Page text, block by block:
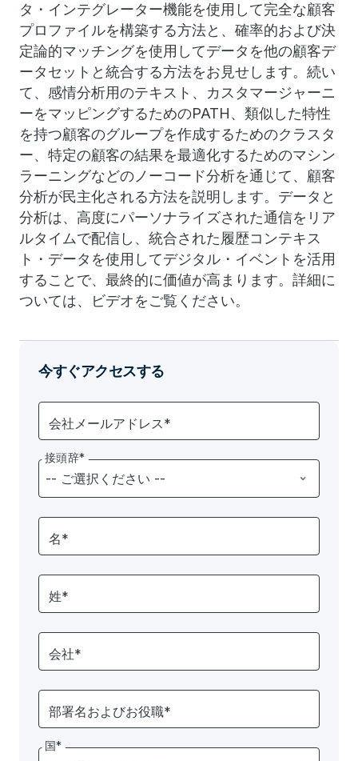
タ・インテグレーター機能を使用して完全な顧客
プロファイルを構築する方法と、確率的および決
定論的マッチングを使用してデータを他の顧客デ
ータセットと統合する方法をお見せします。続い
て、感情分析用のテキスト、カスタマージャーニ
ーをマッピングするためのPATH、類似した特性
を持つ顧客のグループを作成するためのクラスタ
ー、特定の顧客の結果を最適化するためのマシン
ラーニングなどのノーコード分析を通じて、顧客
分析が民主化される方法を説明します。データと
分析は、高度にパーソナライズされた通信をリア
ルタイムで配信し、統合された履歴コンテキス
ト・データを使用してデジタル・イベントを活用
することで、最終的に価値が高まります。詳細に
ついては、ビデオをご覧ください。
今すぐアクセスする
会社メールアドレス*
接頭辞*
名*
姓*
会社*
部署名およびお役職*
国*